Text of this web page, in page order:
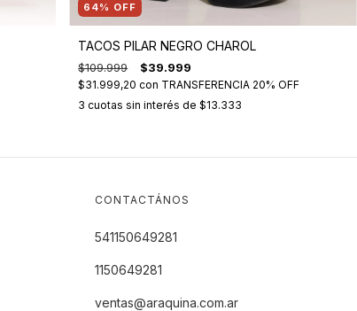
64% OFF
TACOS PILAR NEGRO CHAROL
$109.999 $39.999
$31.999,20con TRANSFERENCIA 20% OFF
3 cuotas sin interés de$13.333
CONTACTÁNOS
541150649281
1150649281
ventas@araquina.com.ar